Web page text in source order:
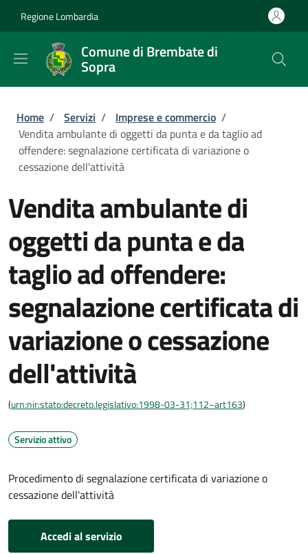
Regione Lombardia
Comune di Brembate di
Sopra
Briciole di pane
Home / Servizi / Imprese e commercio /
Vendita ambulante di oggetti da punta e da taglio ad
offendere: segnalazione certificata di variazione o
cessazione dell'attività
Vendita ambulante di
oggetti da punta e da
taglio ad offendere:
segnalazione certificata di
variazione o cessazione
dell'attività
(urn:nir:stato:decreto.legislativo:1998-03-31;112~art163)
Servizio attivo
Procedimento di segnalazione certificata di variazione o
cessazione dell'attività
Accedi al servizio